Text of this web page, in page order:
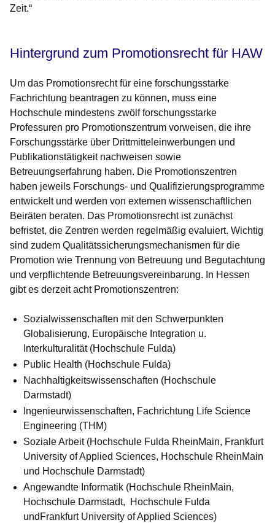
Zeit.“
Hintergrund zum Promotionsrecht für HAW
Um das Promotionsrecht für eine forschungsstarke
Fachrichtung beantragen zu können, muss eine
Hochschule mindestens zwölf forschungsstarke
Professuren pro Promotionszentrum vorweisen, die ihre
Forschungsstärke über Drittmitteleinwerbungen und
Publikationstätigkeit nachweisen sowie
Betreuungserfahrung haben. Die Promotionszentren
haben jeweils Forschungs- und Qualifizierungsprogramme
entwickelt und werden von externen wissenschaftlichen
Beiräten beraten. Das Promotionsrecht ist zunächst
befristet, die Zentren werden regelmäßig evaluiert. Wichtig
sind zudem Qualitätssicherungsmechanismen für die
Promotion wie Trennung von Betreuung und Begutachtung
und verpflichtende Betreuungsvereinbarung. In Hessen
gibt es derzeit acht Promotionszentren:
Sozialwissenschaften mit den Schwerpunkten
Globalisierung, Europäische Integration u.
Interkulturalität (Hochschule Fulda)
Public Health (Hochschule Fulda)
Nachhaltigkeitswissenschaften (Hochschule
Darmstadt)
Ingenieurwissenschaften, Fachrichtung Life Science
Engineering (THM)
Soziale Arbeit (Hochschule Fulda RheinMain, Frankfurt
University of Applied Sciences, Hochschule RheinMain
und Hochschule Darmstadt)
Angewandte Informatik (Hochschule RheinMain,
Hochschule Darmstadt, Hochschule Fulda
undFrankfurt University of Applied Sciences)